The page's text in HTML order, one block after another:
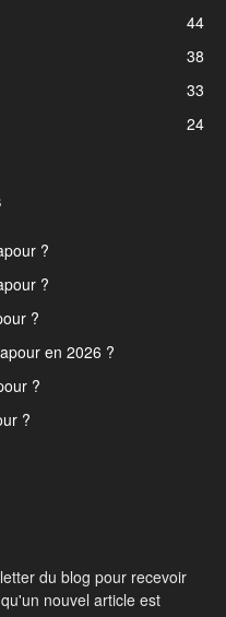
44
38
33
24
?
?
?
en 2026 ?
?
?
du blog pour recevoir
nouvel article est